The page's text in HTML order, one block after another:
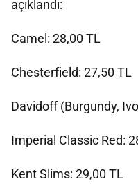
açıklandı:
Camel: 28,00 TL
Chesterfield: 27,50 TL
Davidoff (Burgundy,
Imperial Classic Red:
Kent Slims: 29,00 TL